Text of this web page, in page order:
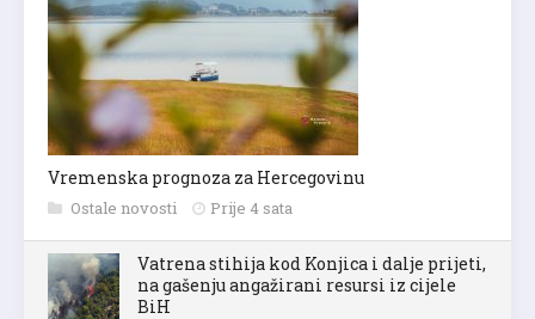
Vremenska prognoza za Hercegovinu
Ostale novosti Prije 4 sata
Vatrena stihija kod Konjica i dalje prijeti,
na gašenju angažirani resursi iz cijele
BiH